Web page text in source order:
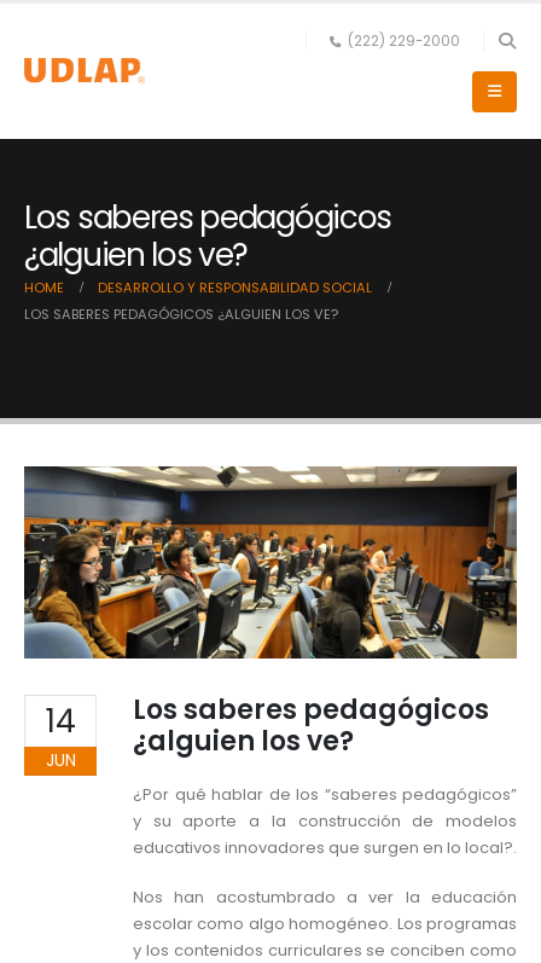
(222) 229-2000
Los saberes pedagógicos
¿alguien los ve?
HOME
DESARROLLO Y RESPONSABILIDAD SOCIAL
LOS SABERES PEDAGÓGICOS ¿ALGUIEN LOS VE?
14
JUN
Los saberes pedagógicos
¿alguien los ve?
¿Por qué hablar de los “saberes pedagógicos”
y su aporte a la construcción de modelos
educativos innovadores que surgen en lo local?.
Nos han acostumbrado a ver la educación
escolar como algo homogéneo. Los programas
y los contenidos curriculares se conciben como